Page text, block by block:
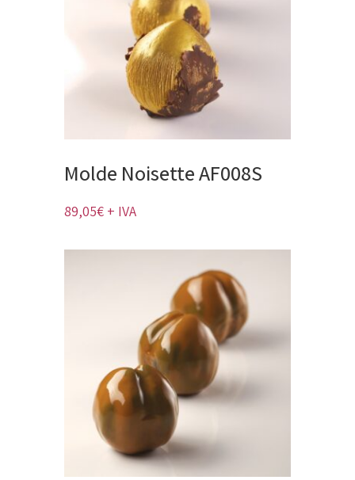
Molde Noisette AF008S
89,05€ + IVA